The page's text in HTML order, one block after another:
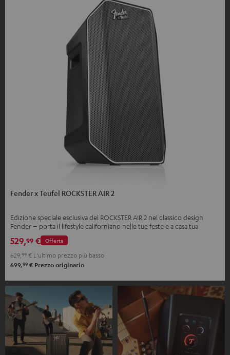
Fender x Teufel ROCKSTER AIR 2
Edizione speciale esclusiva del ROCKSTER AIR 2 nel classico design
Fender – porta il lifestyle californiano nelle tue feste e a casa tua
Offerta
529,99 €
629, 99 € L'ultimo prezzo più basso
699,99 € Prezzo originario